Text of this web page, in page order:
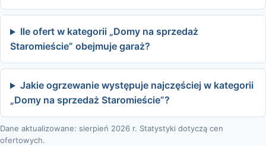
Ile ofert w kategorii „Domy na sprzedaż
Staromieście” obejmuje garaż?
Jakie ogrzewanie występuje najczęściej w kategorii
„Domy na sprzedaż Staromieście”?
Dane aktualizowane: sierpień 2026 r. Statystyki dotyczą cen
ofertowych.